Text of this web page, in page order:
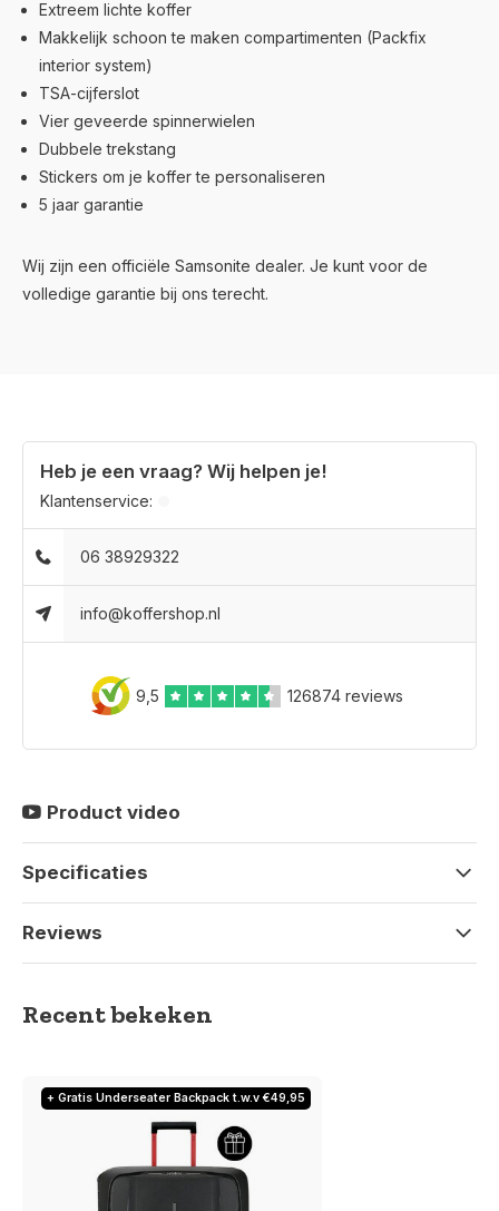
Extreem lichte koffer
Makkelijk schoon te maken compartimenten (Packfix
interior system)
TSA-cijferslot
Vier geveerde spinnerwielen
Dubbele trekstang
Stickers om je koffer te personaliseren
5 jaar garantie
Wij zijn een officiële Samsonite dealer. Je kunt voor de
volledige garantie bij ons terecht.
Heb je een vraag? Wij helpen je!
Klantenservice:
06 38929322
info@koffershop.nl
9,5 126874 reviews
Product video
Specificaties
Reviews
Recent bekeken
+ Gratis Underseater Backpack t.w.v €49,95